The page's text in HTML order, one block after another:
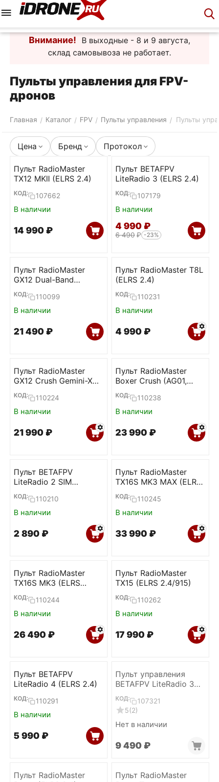
Внимание!
В выходные - 8 и 9 августа,
склад самовывоза не работает.
Пульты управления для FPV-
дронов
Главная / Каталог / FPV / Пульты управления / Пульты
Цена Бренд Протокол
Пульт RadioMaster
TX12 MKII (ELRS 2.4)
КОД: 107662
В наличии
14 990 ₽
Пульт BETAFPV
LiteRadio 3 (ELRS 2.4)
КОД: 107179
В наличии
4 990 ₽
6 490₽ -23%
Пульт RadioMaster
GX12 Dual-Band
Gemini-X (ELRS
2.4+900)
КОД: 110099
В наличии
21 490 ₽
Пульт RadioMaster T8L
(ELRS 2.4)
КОД: 110231
В наличии
4 990 ₽
Пульт RadioMaster
GX12 Crush Gemini-X
(ELRS 2.4+900)
КОД: 110224
В наличии
21 990 ₽
Пульт RadioMaster
Boxer Crush (AG01,
ELRS 2.4)
КОД: 110238
В наличии
23 990 ₽
Пульт BETAFPV
LiteRadio 2 SIM
Controller
КОД: 110210
В наличии
2 890 ₽
Пульт RadioMaster
TX16S MK3 MAX (ELRS
Gemini-X 2.4+915)
КОД: 110245
В наличии
33 990 ₽
Пульт RadioMaster
TX16S MK3 (ELRS
Gemini-X 2.4+915)
КОД: 110244
В наличии
26 490 ₽
Пульт RadioMaster
TX15 (ELRS 2.4/915)
КОД: 110262
В наличии
17 990 ₽
Пульт BETAFPV
LiteRadio 4 (ELRS 2.4)
КОД: 110291
В наличии
5 990 ₽
Пульт управления
BETAFPV LiteRadio 3
Pro (ELRS 2.4)
КОД:
107321
5(2)
Нет в наличии
9 490 ₽
Пульт RadioMaster
Пульт RadioMaster
Корзина